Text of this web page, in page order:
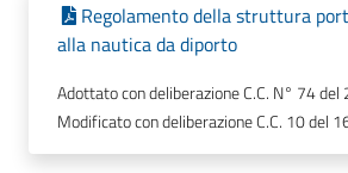
Regolamento della struttura
alla nautica da diporto
Adottato con deliberazione C.C. N° 74
Modificato con deliberazione C.C. 10 del